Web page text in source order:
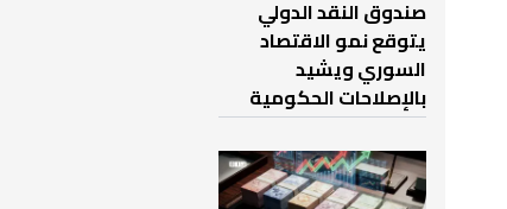
صندوق النقد الدولي
يتوقع نمو الاقتصاد
السوري ويشيد
بالإصلاحات الحكومية